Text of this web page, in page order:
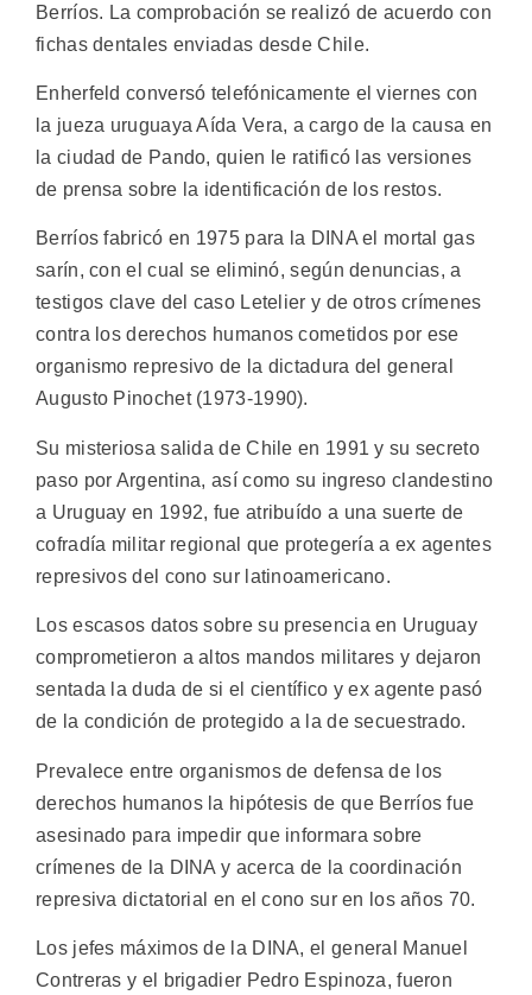
Berríos. La comprobación se realizó de acuerdo con
fichas dentales enviadas desde Chile.
Enherfeld conversó telefónicamente el viernes con
la jueza uruguaya Aída Vera, a cargo de la causa en
la ciudad de Pando, quien le ratificó las versiones
de prensa sobre la identificación de los restos.
Berríos fabricó en 1975 para la DINA el mortal gas
sarín, con el cual se eliminó, según denuncias, a
testigos clave del caso Letelier y de otros crímenes
contra los derechos humanos cometidos por ese
organismo represivo de la dictadura del general
Augusto Pinochet (1973-1990).
Su misteriosa salida de Chile en 1991 y su secreto
paso por Argentina, así como su ingreso clandestino
a Uruguay en 1992, fue atribuído a una suerte de
cofradía militar regional que protegería a ex agentes
represivos del cono sur latinoamericano.
Los escasos datos sobre su presencia en Uruguay
comprometieron a altos mandos militares y dejaron
sentada la duda de si el científico y ex agente pasó
de la condición de protegido a la de secuestrado.
Prevalece entre organismos de defensa de los
derechos humanos la hipótesis de que Berríos fue
asesinado para impedir que informara sobre
crímenes de la DINA y acerca de la coordinación
represiva dictatorial en el cono sur en los años 70.
Los jefes máximos de la DINA, el general Manuel
Contreras y el brigadier Pedro Espinoza, fueron